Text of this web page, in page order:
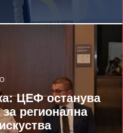
ЦЕФ останува
регионална